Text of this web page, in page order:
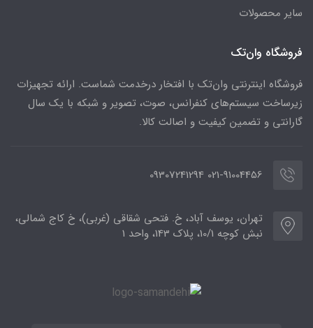
سایر محصولات
فروشگاه وان‌تک
فروشگاه اینترنتی وان‌تک با افتخار درخدمت شماست. ارائه تجهیزات
زیرساخت سیستم‌های کنفرانس، صوت، تصویر و شبکه با یک سال
گارانتی و تضمین کیفیت و اصالت کالا.
021-91004456 09307241294
تهران، یوسف آباد، خ. فتحی شقاقی (غربی)، خ کاج شمالی،
نبش کوچه 10/1، پلاک 143، واحد 1